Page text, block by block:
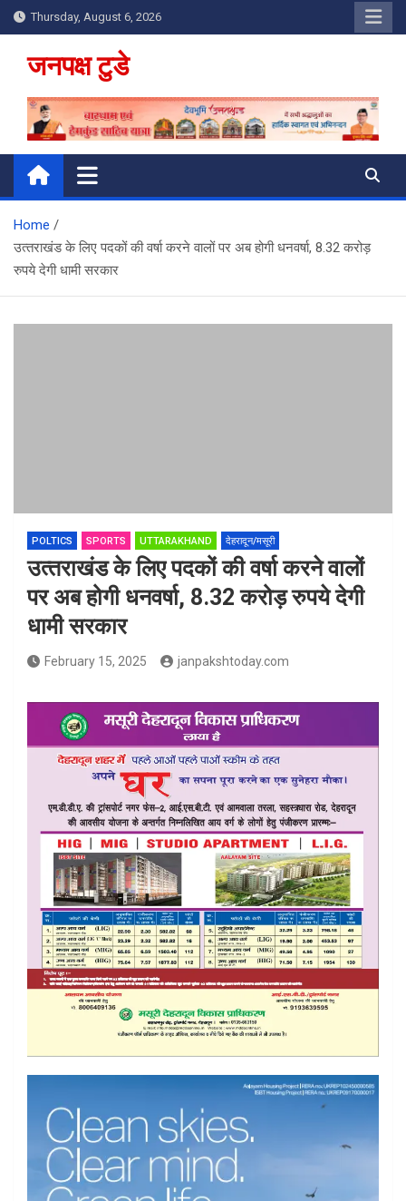
Skip
to
content
Thursday, August 6, 2026
जनपक्ष टुडे
Home
उत्‍तराखंड के लिए पदकों की वर्षा करने वालों पर अब होगी धनवर्षा, 8.32 करोड़
रुपये देगी धामी सरकार
POLTICS SPORTS UTTARAKHAND देहरादून/मसूरी
उत्‍तराखंड के लिए पदकों की वर्षा करने वालों
पर अब होगी धनवर्षा, 8.32 करोड़ रुपये देगी
धामी सरकार
February 15, 2025 janpakshtoday.com